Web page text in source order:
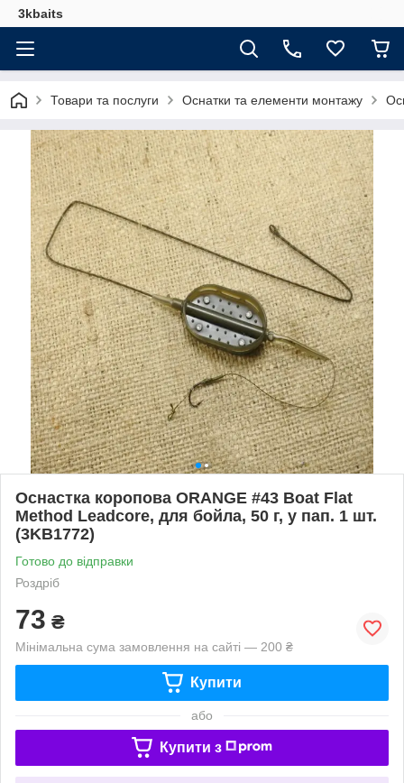
3kbaits
Товари та послуги Оснатки та елементи монтажу
Оснастка коропова ORANGE #43 Boat Flat
Method Leadcore, для бойла, 50 г, у пап. 1 шт.
(3KB1772)
Готово до відправки
Роздріб
73 ₴
Мінімальна сума замовлення на сайті — 200 ₴
Купити
або
Купити з